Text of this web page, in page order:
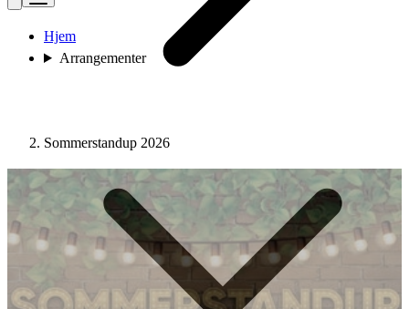
Hjem
Arrangementer
Sommerstandup 2026